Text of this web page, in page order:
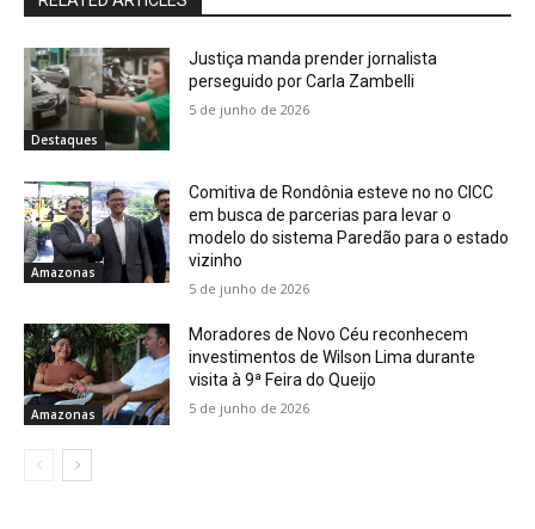
Destaques
Justiça manda prender jornalista
perseguido por Carla Zambelli
5 de junho de 2026
Amazonas
Comitiva de Rondônia esteve no no CICC
em busca de parcerias para levar o
modelo do sistema Paredão para o estado
vizinho
5 de junho de 2026
Amazonas
Moradores de Novo Céu reconhecem
investimentos de Wilson Lima durante
visita à 9ª Feira do Queijo
5 de junho de 2026